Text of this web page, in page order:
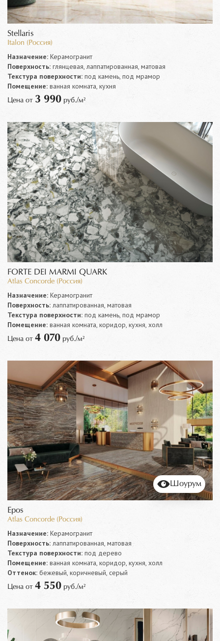
Stellaris
Italon (Россия)
Назначение: Керамогранит
Поверхность: глянцевая, лаппатированная, матовая
Текстура поверхности: под камень, под мрамор
Помещение: ванная комната, кухня
Цена от 3 990 руб./м²
FORTE DEI MARMI QUARK
Atlas Concorde (Россия)
Назначение: Керамогранит
Поверхность: лаппатированная, матовая
Текстура поверхности: под камень, под мрамор
Помещение: ванная комната, коридор, кухня, холл
Цена от 4 070 руб./м²
Шоурум
Epos
Atlas Concorde (Россия)
Назначение: Керамогранит
Поверхность: лаппатированная, матовая
Текстура поверхности: под дерево
Помещение: ванная комната, коридор, кухня, холл
Оттенок: бежевый, коричневый, серый
Цена от 4 550 руб./м²